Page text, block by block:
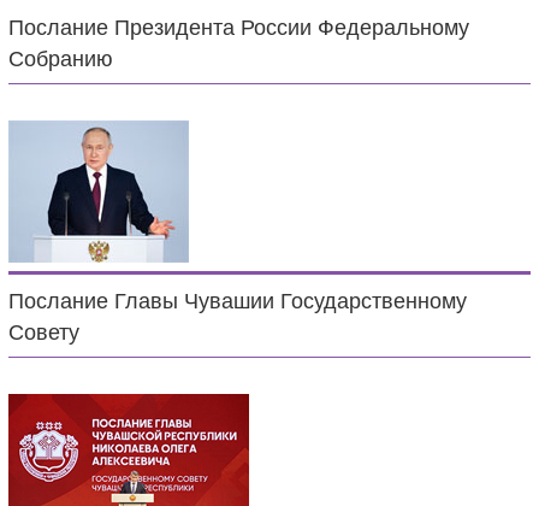
Послание Президента России Федеральному
Собранию
Послание Главы Чувашии Государственному
Совету